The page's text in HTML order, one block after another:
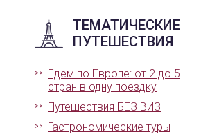
ТЕМАТИЧЕСКИЕ
ПУТЕШЕСТВИЯ
Едем по Европе: от 2 до 5
стран в одну поездку
Путешествия БЕЗ ВИЗ
Гастрономические туры